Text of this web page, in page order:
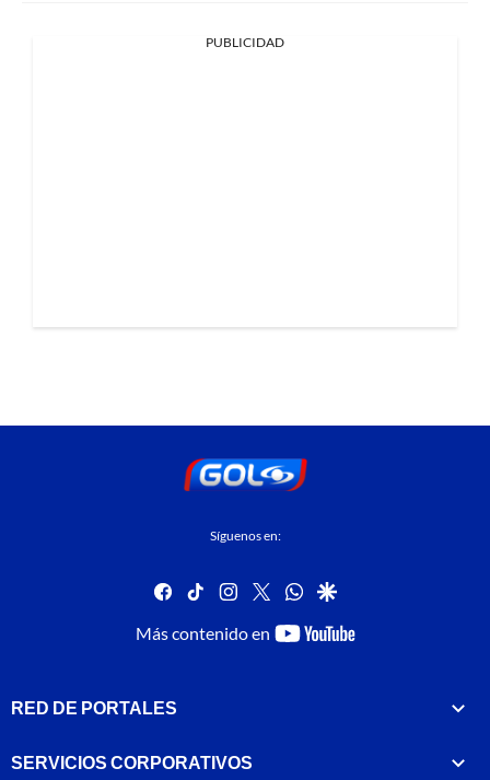
PUBLICIDAD
Síguenos en:
facebook
tiktok instagram
twitterwhatsapp
google
Más contenido en
youtube-
RED DE PORTALES
SERVICIOS CORPORATIVOS